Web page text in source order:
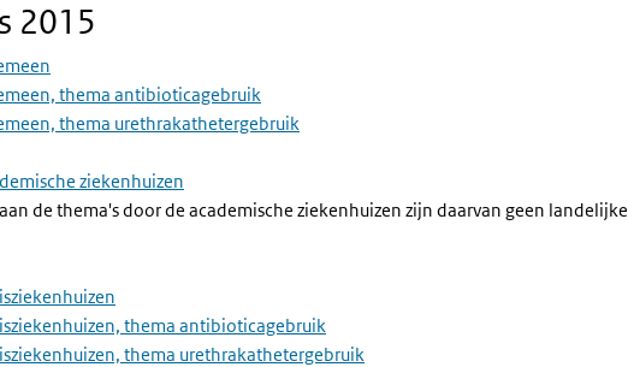
2015
thema antibioticagebruik
thema urethrakathetergebruik
ziekenhuizen
de thema's door de academische ziekenhuizen zijn daarvan geen landelijke
thema antibioticagebruik
thema urethrakathetergebruik